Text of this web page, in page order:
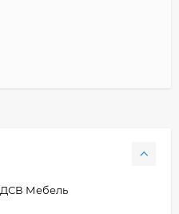
ДСВ Мебель